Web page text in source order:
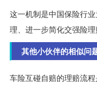
这一机制是中国保险行
理、进一步简化交强险
其他小伙伴的相似问
车险互碰自赔的理赔流程